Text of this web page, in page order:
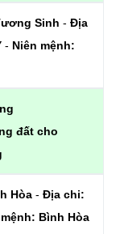
Sinh - Địa
- Niên mệnh:
đất cho
Hòa- Địa chi:
Bình Hòa